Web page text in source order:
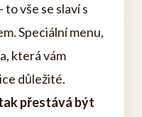
vše se slaví s
Speciální menu,
která vám
důležité.
přestává být